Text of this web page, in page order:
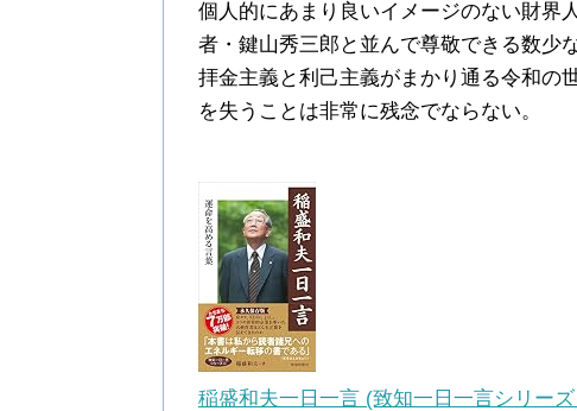
個人的にあまり良いイメージのない財界
者・鍵山秀三郎と並んで尊敬できる数少
拝金主義と利己主義がまかり通る令和の
を失うことは非常に残念でならない。
稲盛和夫一日一言 (致知一日一言シリー